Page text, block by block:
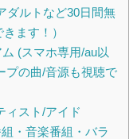
ダルトなど30日間無
ます！）
(スマホ専用/au以
プの曲/音源も視聴で
スト/アイド
・音楽番組・バラ